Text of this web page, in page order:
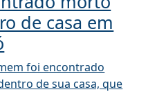
de casa em
foi encontrado
de sua casa, que